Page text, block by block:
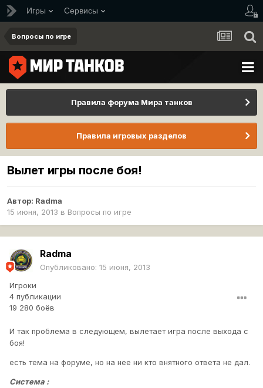
Игры Сервисы
Вопросы по игре
Правила форума Мира танков
Правила игровых разделов
Вылет игры после боя!
Автор: Radma
15 июня, 2013 в Вопросы по игре
Radma
Опубликовано: 15 июня, 2013
Игроки
4 публикации
19 280 боёв
И так проблема в следующем, вылетает игра после выхода с
боя!
есть тема на форуме, но на нее ни кто внятного ответа не дал.
Система :